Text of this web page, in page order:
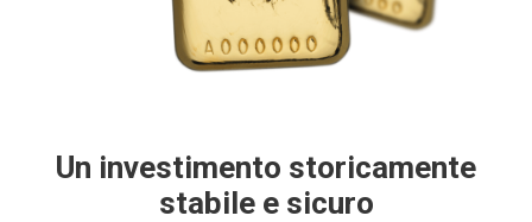
Un investimento storicamente
stabile e sicuro